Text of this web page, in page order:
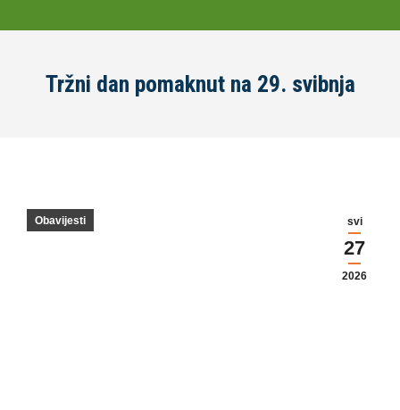
Tržni dan pomaknut na 29. svibnja
svi
27
2026
Obavijesti